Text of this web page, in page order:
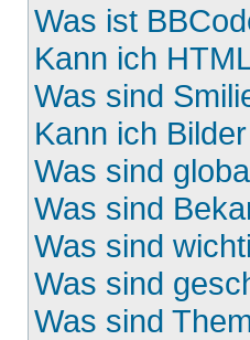
Was ist
Kann ich
Was sind
Kann ich
Was sind
Was sind
Was sind
Was sind
Was sind